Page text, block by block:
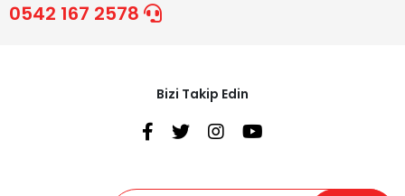
0542 167 2578
Bizi Takip Edin